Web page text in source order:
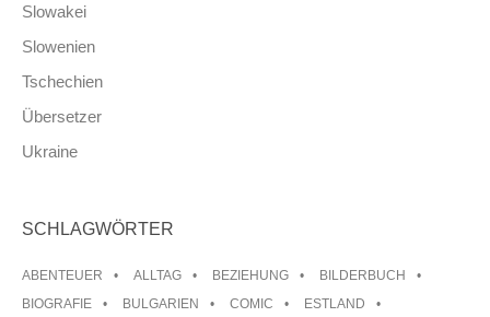
Slowakei
Slowenien
Tschechien
Übersetzer
Ukraine
SCHLAGWÖRTER
ABENTEUER ALLTAG BEZIEHUNG
BILDERBUCH
BIOGRAFIE
BULGARIEN COMIC
ESTLAND